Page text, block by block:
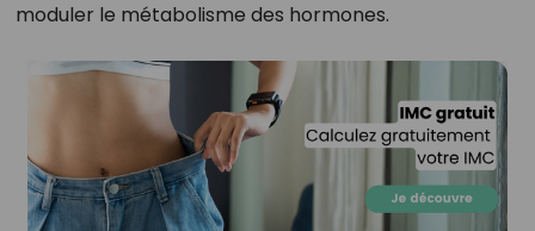
moduler le métabolisme des hormones.